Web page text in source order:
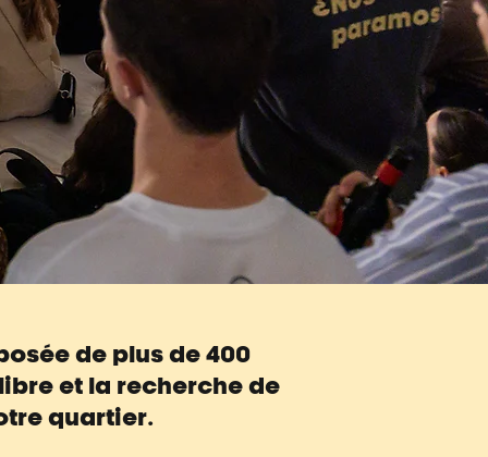
de plus de 400
et la recherche de
quartier.